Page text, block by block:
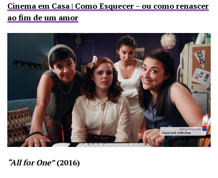
Cinema em Casa | Como Esquecer – ou como renascer
ao fim de um amor
“All for One”(2016)